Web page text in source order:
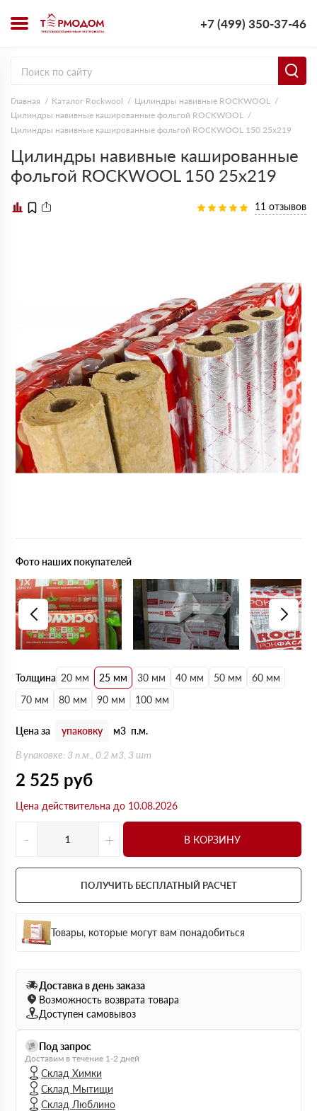
+7 (499) 350-37-46
Главная Каталог Rockwool
Цилиндры навивные ROCKWOOL
Цилиндры навивные кашированные фольгой ROCKWOOL
Цилиндры навивные кашированные фольгой ROCKWOOL 150 25х219
Цилиндры навивные кашированные
фольгой ROCKWOOL 150 25х219
11 отзывов
Толщина 20 мм 25 мм 30 мм 40 мм 50 мм
60 мм
70 мм
80 мм 90 мм 100 мм
Цена за упаковку м3 п.м.
В упаковке: 3 п.м., 0.2 м3, 3 шт
2 525 руб
Цена действительна до 10.08.2026
- + В КОРЗИНУ
ПОЛУЧИТЬ БЕСПЛАТНЫЙ РАСЧЕТ
Товары, которые могут вам понадобиться
Доставка в день заказа
Возможность возврата товара
Доступен самовывоз
Под запрос
Доставим в течение 1-2 дней
Склад Химки
Склад Мытищи
Склад Люблино
Фото наших покупателей